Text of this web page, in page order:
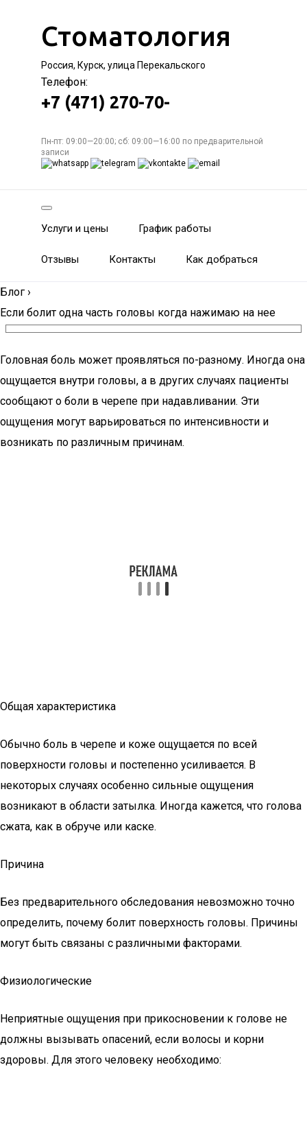
Стоматология
Россия, Курск, улица Перекальского
Телефон:
+7 (471) 270-70-
Пн-пт: 09:00—20:00; сб: 09:00—16:00 по предварительной
записи
Услуги и цены График работы
Отзывы Контакты Как добраться
Блог ›
Если болит одна часть головы когда нажимаю на нее
Головная боль может проявляться по-разному. Иногда она
ощущается внутри головы, а в других случаях пациенты
сообщают о боли в черепе при надавливании. Эти
ощущения могут варьироваться по интенсивности и
возникать по различным причинам.
Общая характеристика
Обычно боль в черепе и коже ощущается по всей
поверхности головы и постепенно усиливается. В
некоторых случаях особенно сильные ощущения
возникают в области затылка. Иногда кажется, что голова
сжата, как в обруче или каске.
Причина
Без предварительного обследования невозможно точно
определить, почему болит поверхность головы. Причины
могут быть связаны с различными факторами.
Физиологические
Неприятные ощущения при прикосновении к голове не
должны вызывать опасений, если волосы и корни
здоровы. Для этого человеку необходимо: